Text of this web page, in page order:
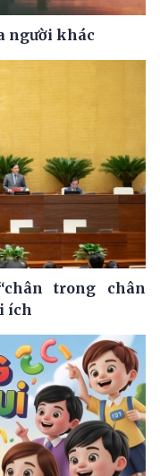
người khác
trong chân
ích